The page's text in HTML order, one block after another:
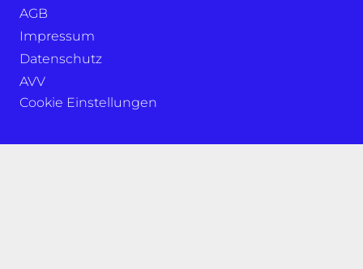
AGB
Impressum
Datenschutz
AVV
Cookie Einstellungen